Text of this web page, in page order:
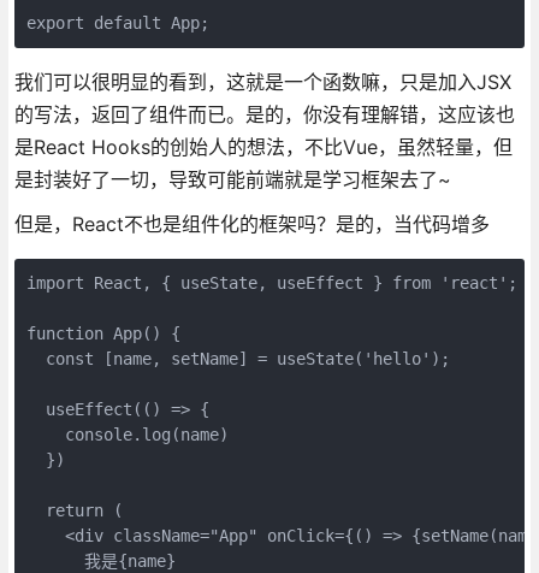
export default App;
我们可以很明显的看到，这就是一个函数嘛，只是加入JSX
的写法，返回了组件而已。是的，你没有理解错，这应该也
是React Hooks的创始人的想法，不比Vue，虽然轻量，但
是封装好了一切，导致可能前端就是学习框架去了~
但是，React不也是组件化的框架吗？是的，当代码增多
import React, { useState, useEffect } from 'react' ;
function App( ) {
const [name, setName] = useState( 'hello' );
  useEffect(
() => {
console.log(name)
  })
return (
<div className="App" onClick={() =>
      我是{name}